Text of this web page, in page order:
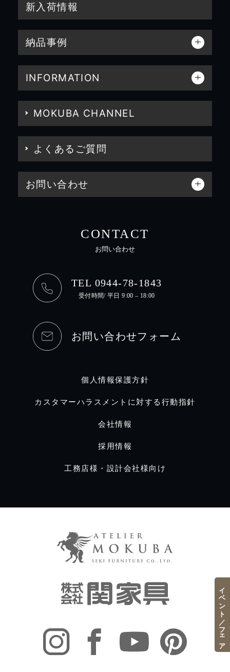
新入荷情報
納品事例
INFORMATION
MOKUBA CHANNEL
よくあるご質問
お問い合わせ
CONTACT
お問い合わせ
TEL 0944-78-1843
受付時間/ 平日 9:00 – 18:00
お問い合わせフォーム
個人情報保護方針
カスタマーハラスメントに対する行動指針
会社情報
採用情報
工務店様・設計会社様向け
イベント／フェア